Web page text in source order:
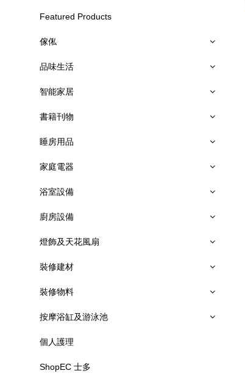
Featured Products
傢俬
品味生活
智能家居
書籍刊物
睡房用品
家庭電器
浴室設備
廚房設備
燈飾及天花風扇
裝修建材
裝修物料
按摩浴缸及游泳池
個人護理
ShopEC 士多